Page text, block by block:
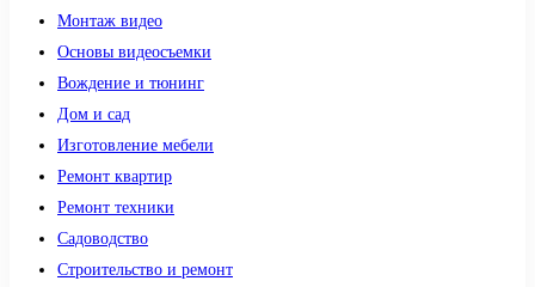
Монтаж видео
Основы видеосъемки
Вождение и тюнинг
Дом и сад
Изготовление мебели
Ремонт квартир
Ремонт техники
Садоводство
Строительство и ремонт